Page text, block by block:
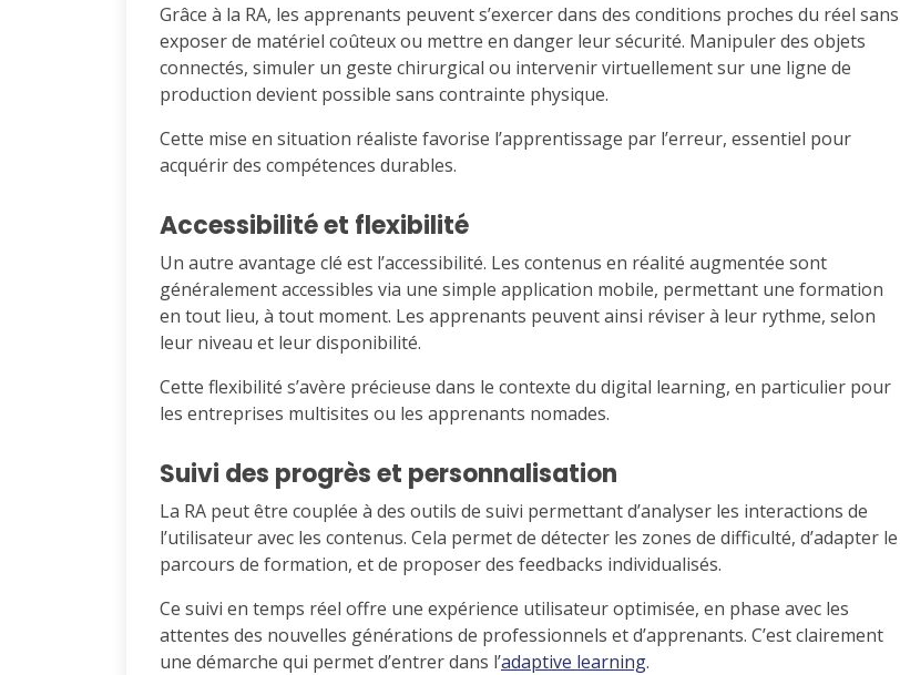
Grâce à la RA, les apprenants peuvent s’exercer dans des conditions proches du réel sans
exposer de matériel coûteux ou mettre en danger leur sécurité. Manipuler des objets
connectés, simuler un geste chirurgical ou intervenir virtuellement sur une ligne de
production devient possible sans contrainte physique.
Cette mise en situation réaliste favorise l’apprentissage par l’erreur, essentiel pour
acquérir des compétences durables.
Accessibilité et flexibilité
Un autre avantage clé est l’accessibilité. Les contenus en réalité augmentée sont
généralement accessibles via une simple application mobile, permettant une formation
en tout lieu, à tout moment. Les apprenants peuvent ainsi réviser à leur rythme, selon
leur niveau et leur disponibilité.
Cette flexibilité s’avère précieuse dans le contexte du digital learning, en particulier pour
les entreprises multisites ou les apprenants nomades.
Suivi des progrès et personnalisation
La RA peut être couplée à des outils de suivi permettant d’analyser les interactions de
l’utilisateur avec les contenus. Cela permet de détecter les zones de difficulté, d’adapter le
parcours de formation, et de proposer des feedbacks individualisés.
Ce suivi en temps réel offre une expérience utilisateur optimisée, en phase avec les
attentes des nouvelles générations de professionnels et d’apprenants. C’est clairement
une démarche qui permet d’entrer dans l’adaptive learning.